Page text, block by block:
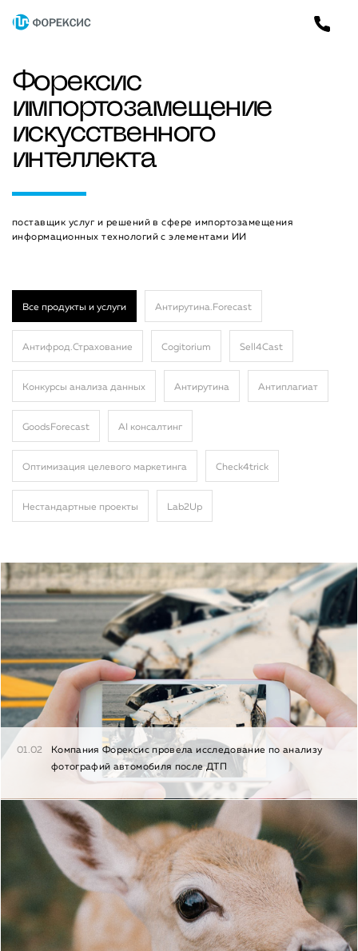
Форексис
импортозамещение
искусственного
интеллекта
поставщик услуг и решений в сфере импортозамещения
информационных технологий с элементами ИИ
Все продукты и услуги Антирутина.Forecast
Антифрод.Страхование Cogitorium Sell4Cast
Конкурсы анализа данных Антирутина Антиплагиат
GoodsForecast AI консалтинг
Оптимизация целевого маркетинга Сheck4trick
Нестандартные проекты Lab2Up
01.02
Компания Форексис провела исследование по анализу
фотографий автомобиля после ДТП